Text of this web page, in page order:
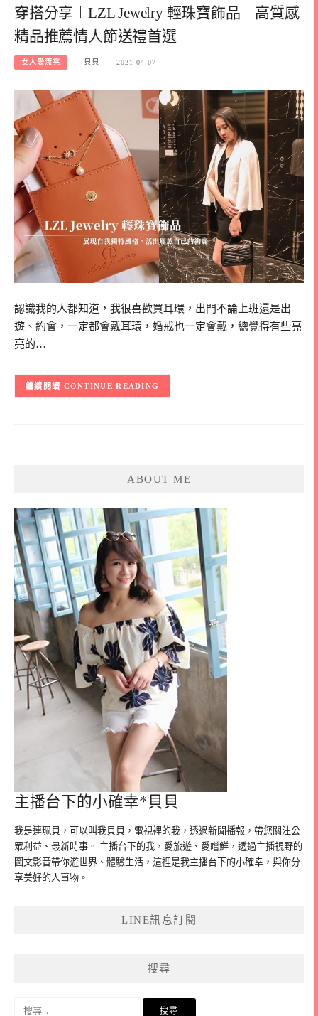
穿搭分享︱LZL Jewelry 輕珠寶飾品︱高質感
精品推薦情人節送禮首選
女人愛漂亮 貝貝 2021-04-07
認識我的人都知道，我很喜歡買耳環，出門不論上班還是出
遊、約會，一定都會戴耳環，婚戒也一定會戴，總覺得有些亮
亮的…
CONTINUE READING
ABOUT ME
主播台下的小確幸*貝貝
我是連珮貝，可以叫我貝貝，電視裡的我，透過新聞播報，帶您關注公
眾利益、最新時事。 主播台下的我，愛旅遊、愛嚐鮮，透過主播視野的
圖文影音帶你遊世界、體驗生活，這裡是我主播台下的小確幸，與你分
享美好的人事物。
LINE訊息訂閱
搜尋